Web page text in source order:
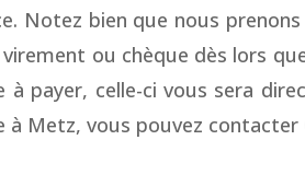
Notez bien que nous
ou chèque dès lors
à payer, celle-ci vous sera
Metz, vous pouvez contacter